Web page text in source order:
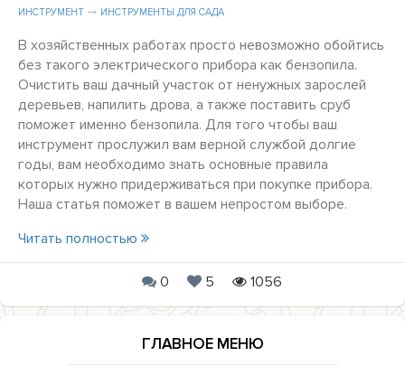
ИНСТРУМЕНТ ИНСТРУМЕНТЫ ДЛЯ САДА
В хозяйственных работах просто невозможно обойтись
без такого электрического прибора как бензопила.
Очистить ваш дачный участок от ненужных зарослей
деревьев, напилить дрова, а также поставить сруб
поможет именно бензопила. Для того чтобы ваш
инструмент прослужил вам верной службой долгие
годы, вам необходимо знать основные правила
которых нужно придерживаться при покупке прибора.
Наша статья поможет в вашем непростом выборе.
Читать полностью
0 5 1056
ГЛАВНОЕ МЕНЮ